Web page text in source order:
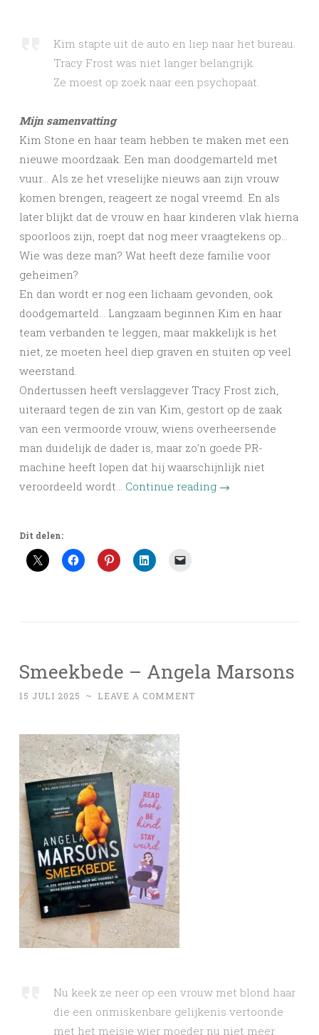
Kim stapte uit de auto en liep naar het bureau.
Tracy Frost was niet langer belangrijk.
Ze moest op zoek naar een psychopaat.
Mijn samenvatting
Kim Stone en haar team hebben te maken met een
nieuwe moordzaak. Een man doodgemarteld met
vuur… Als ze het vreselijke nieuws aan zijn vrouw
komen brengen, reageert ze nogal vreemd. En als
later blijkt dat de vrouw en haar kinderen vlak hierna
spoorloos zijn, roept dat nog meer vraagtekens op…
Wie was deze man? Wat heeft deze familie voor
geheimen?
En dan wordt er nog een lichaam gevonden, ook
doodgemarteld… Langzaam beginnen Kim en haar
team verbanden te leggen, maar makkelijk is het
niet, ze moeten heel diep graven en stuiten op veel
weerstand.
Ondertussen heeft verslaggever Tracy Frost zich,
uiteraard tegen de zin van Kim, gestort op de zaak
van een vermoorde vrouw, wiens overheersende
man duidelijk de dader is, maar zo’n goede PR-
machine heeft lopen dat hij waarschijnlijk niet
veroordeeld wordt… Continue reading →
Dit delen:
Smeekbede – Angela Marsons
15 JULI 2025 ~ LEAVE A COMMENT
Nu keek ze neer op een vrouw met blond haar
die een onmiskenbare gelijkenis vertoonde
met het meisje wier moeder nu niet meer